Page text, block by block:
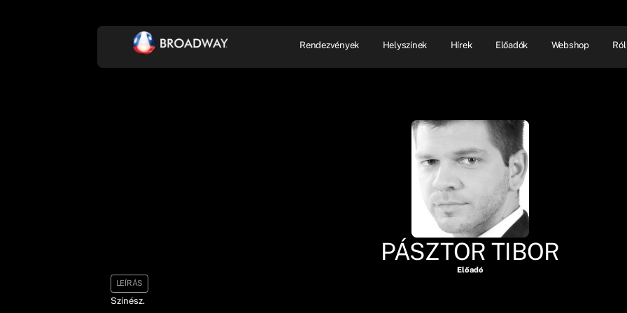
Rendezvények Helyszínek Hírek Előadók Webshop
PÁSZTOR TIBOR
Előadó
LEÍRÁS
Színész.